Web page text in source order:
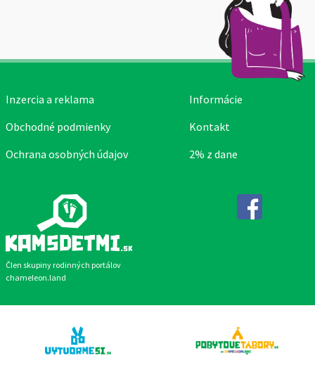
Člen skupiny rodinných portálov
chameleon.land
Inzercia a reklama
Obchodné podmienky
Ochrana osobných údajov
Informácie
Kontakt
2% z dane